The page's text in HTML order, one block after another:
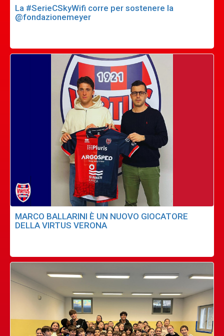
La #SerieCSkyWifi corre per sostenere la
@fondazionemeyer
MARCO BALLARINI È UN NUOVO GIOCATORE
DELLA VIRTUS VERONA